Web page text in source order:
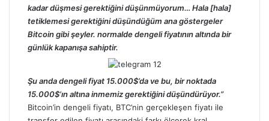
kadar düşmesi gerektiğini düşünmüyorum… Hala [hala]
tetiklemesi gerektiğini düşündüğüm ana göstergeler
Bitcoin gibi şeyler. normalde dengeli fiyatının altında bir
günlük kapanışa sahiptir.
Şu anda dengeli fiyat 15.000$’da ve bu, bir noktada
15.000$’ın altına inmemiz gerektiğini düşündürüyor.”
Bitcoin’in dengeli fiyatı, BTC’nin gerçekleşen fiyatı ile